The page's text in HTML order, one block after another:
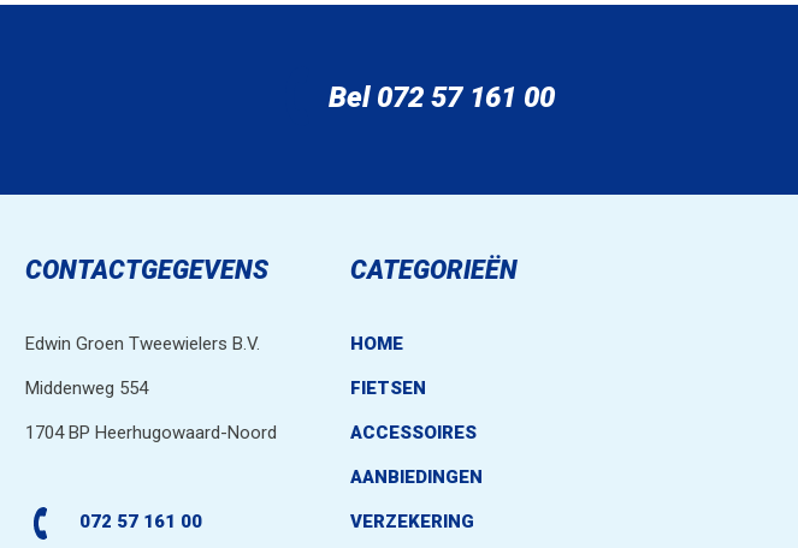
Bel 072 57 161 00
CONTACTGEGEVENS
Edwin Groen Tweewielers B.V.
Middenweg 554
1704 BP Heerhugowaard-Noord
072 57 161 00
CATEGORIEËN
HOME
FIETSEN
ACCESSOIRES
AANBIEDINGEN
VERZEKERING